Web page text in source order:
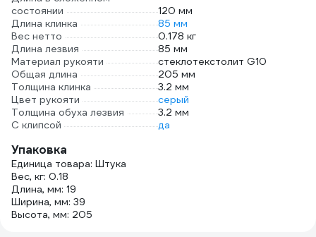
состоянии
120 мм
Длина клинка
85 мм
Вес нетто
0.178 кг
Длина лезвия
85 мм
Материал рукояти
стеклотекстолит G10
Общая длина
205 мм
Толщина клинка
3.2 мм
Цвет рукояти
серый
Толщина обуха лезвия
3.2 мм
С клипсой
да
Упаковка
Единица товара: Штука
Вес, кг: 0.18
Длина, мм: 19
Ширина, мм: 39
Высота, мм: 205